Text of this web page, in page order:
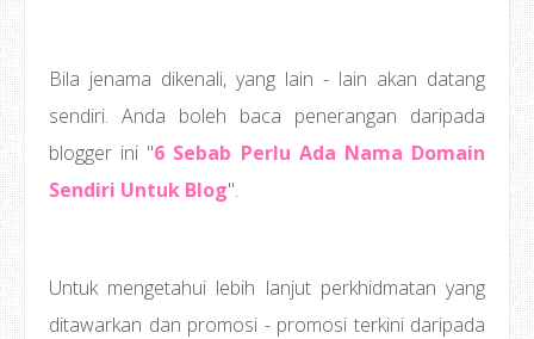
Bila jenama dikenali, yang lain - lain akan datang
sendiri. Anda boleh baca penerangan daripada
blogger ini "6 Sebab Perlu Ada Nama Domain
Sendiri Untuk Blog".
Untuk mengetahui lebih lanjut perkhidmatan yang
ditawarkan dan promosi - promosi terkini daripada